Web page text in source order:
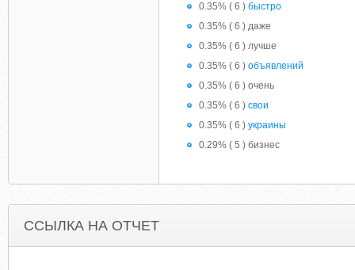
0.35% ( 6 ) быстро
0.35% ( 6 ) даже
0.35% ( 6 ) лучше
0.35% ( 6 ) объявлений
0.35% ( 6 ) очень
0.35% ( 6 ) свои
0.35% ( 6 ) украины
0.29% ( 5 ) бизнес
ССЫЛКА НА ОТЧЕТ